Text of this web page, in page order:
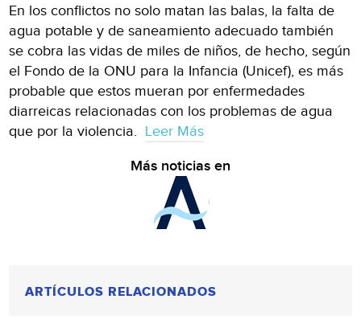
En los conflictos no solo matan las balas, la falta de
agua potable y de saneamiento adecuado también
se cobra las vidas de miles de niños, de hecho, según
el Fondo de la ONU para la Infancia (Unicef), es más
probable que estos mueran por enfermedades
diarreicas relacionadas con los problemas de agua
que por la violencia. Leer Más
Más noticias en
ARTÍCULOS RELACIONADOS